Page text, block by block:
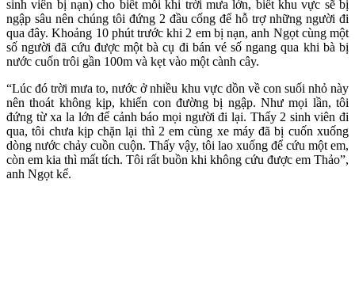
sinh viên bị nạn) cho biết mỗi khi trời mưa lớn, biết khu vực sẽ bị
ngập sâu nên chúng tôi đứng 2 đầu cống để hỗ trợ những người đi
qua đây. Khoảng 10 phút trước khi 2 em bị nạn, anh Ngọt cùng một
số người đã cứu được một bà cụ đi bán vé số ngang qua khi bà bị
nước cuốn trôi gần 100m và kẹt vào một cành cây.
“Lúc đó trời mưa to, nước ở nhiều khu vực dồn về con suối nhỏ này
nên thoát không kịp, khiến con đường bị ngập. Như mọi lần, tôi
đứng từ xa la lớn để cảnh báo mọi người đi lại. Thấy 2 sinh viên đi
qua, tôi chưa kịp chặn lại thì 2 em cùng xe máy đã bị cuốn xuống
dòng nước chảy cuồn cuộn. Thấy vậy, tôi lao xuống để cứu một em,
còn em kia thì mất tích. Tôi rất buồn khi không cứu được em Thảo”,
anh Ngọt kể.